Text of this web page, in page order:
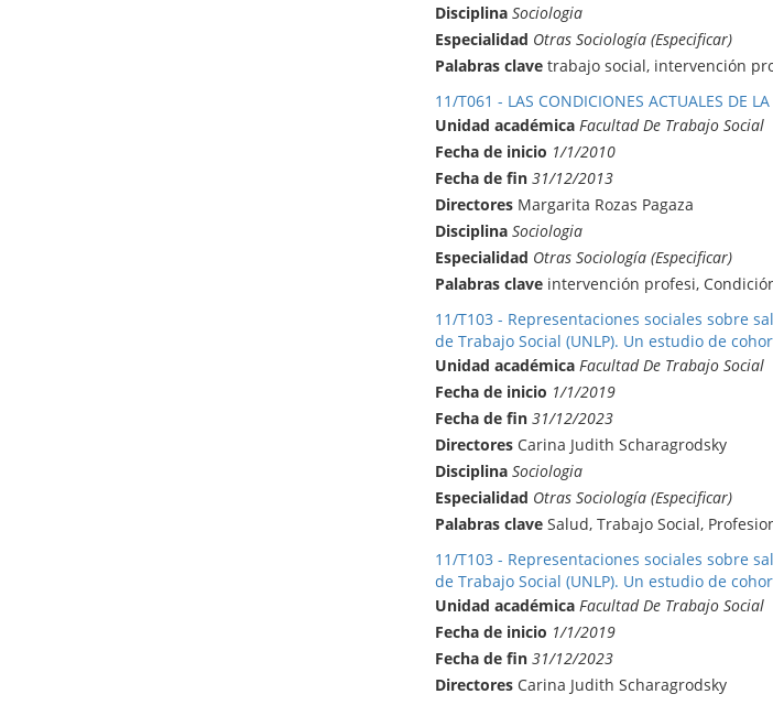
Disciplina Sociologia
Especialidad Otras Sociología (Especificar)
Palabras clavetrabajo social, intervención
11/T061 - LAS CONDICIONES ACTUALES DE
Unidad académica Facultad De Trabajo Social
Fecha de inicio 1/1/2010
Fecha de fin 31/12/2013
DirectoresMargarita Rozas Pagaza
Disciplina Sociologia
Especialidad Otras Sociología (Especificar)
Palabras claveintervención profesi,
11/T103 - Representaciones sociales sobre
de Trabajo Social (UNLP). Un estudio de
Unidad académica Facultad De Trabajo Social
Fecha de inicio 1/1/2019
Fecha de fin 31/12/2023
DirectoresCarina Judith Scharagrodsky
Disciplina Sociologia
Especialidad Otras Sociología (Especificar)
Palabras claveSalud, Trabajo Social,
11/T103 - Representaciones sociales sobre
de Trabajo Social (UNLP). Un estudio de
Unidad académica Facultad De Trabajo Social
Fecha de inicio 1/1/2019
Fecha de fin 31/12/2023
DirectoresCarina Judith Scharagrodsky